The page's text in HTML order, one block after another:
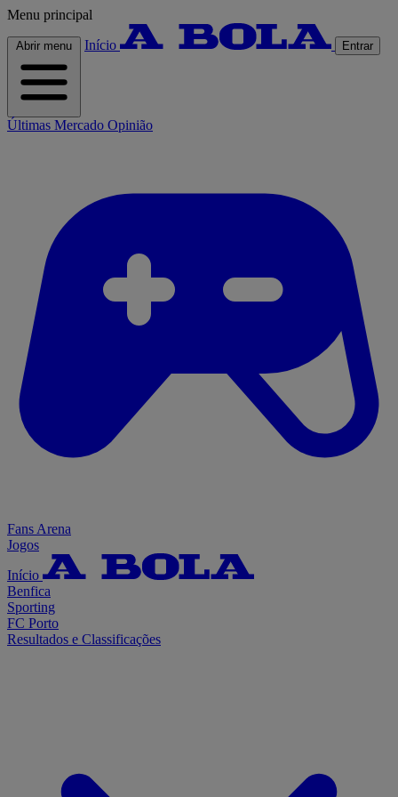
Menu principal
Abrir menu Início Entrar
Últimas Mercado Opinião
Fans Arena
Jogos
Início
Benfica
Sporting
FC Porto
Resultados e Classificações